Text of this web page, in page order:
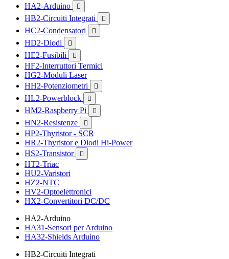
HA2-Arduino

HB2-Circuiti Integrati 
HC2-Condensatori 
HD2-Diodi 
HE2-Fusibili 
HF2-Interruttori Termici
HG2-Moduli Laser
HH2-Potenziometri

HL2-Powerblock 
HM2-Raspberry Pi 
HN2-Resistenze 
HP2-Thyristor - SCR
HR2-Thyristor e Diodi Hi-Power
HS2-Transistor

HT2-Triac
HU2-Varistori
HZ2-NTC
HV2-Optoelettronici
HX2-Convertitori DC/DC
HA2-Arduino
HA31-Sensori per Arduino
HA32-Shields Arduino
HB2-Circuiti Integrati